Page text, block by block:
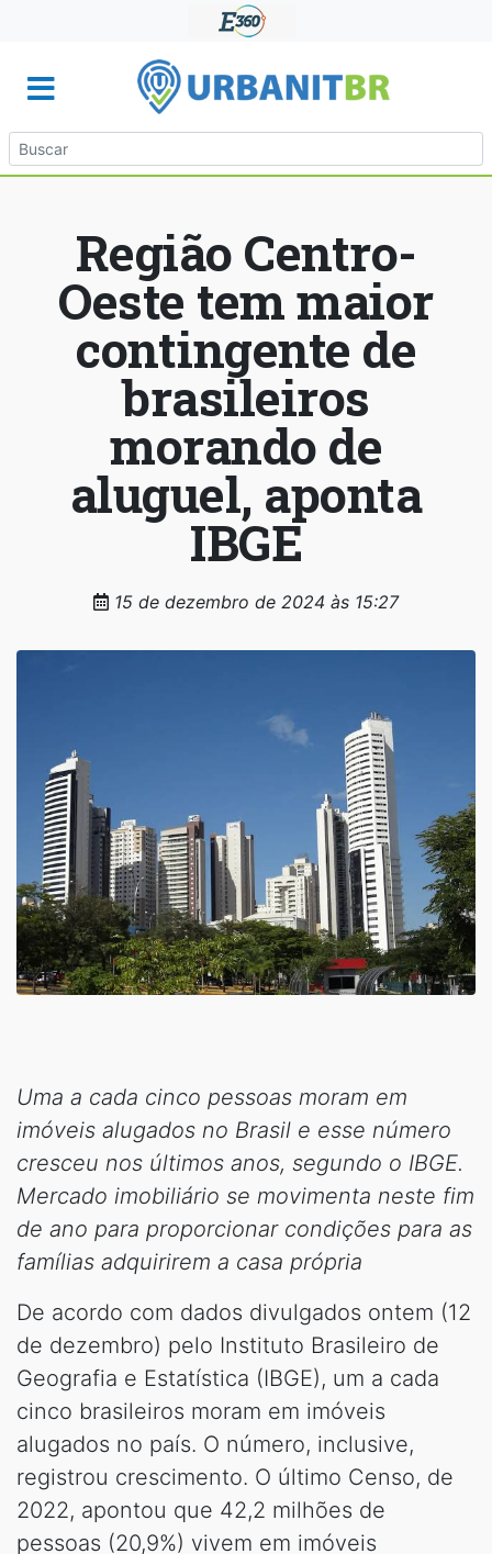
Região Centro-
Oeste tem maior
contingente de
brasileiros
morando de
aluguel, aponta
IBGE
15 de dezembro de 2024 às 15:27
Uma a cada cinco pessoas moram em
imóveis alugados no Brasil e esse número
cresceu nos últimos anos, segundo o IBGE.
Mercado imobiliário se movimenta neste fim
de ano para proporcionar condições para as
famílias adquirirem a casa própria
De acordo com dados divulgados ontem (12
de dezembro) pelo Instituto Brasileiro de
Geografia e Estatística (IBGE), um a cada
cinco brasileiros moram em imóveis
alugados no país. O número, inclusive,
registrou crescimento. O último Censo, de
2022, apontou que 42,2 milhões de
pessoas (20,9%) vivem em imóveis